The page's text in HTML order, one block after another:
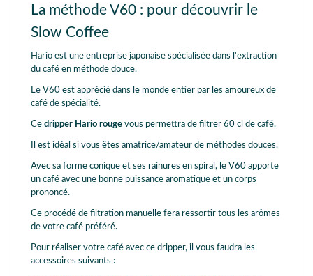
La méthode V60 : pour découvrir le
Slow Coffee
Hario est une entreprise japonaise spécialisée dans l'extraction
du café en méthode douce.
Le V60 est apprécié dans le monde entier par les amoureux de
café de spécialité.
Ce dripper Hario rouge vous permettra de filtrer 60 cl de café.
Il est idéal si vous êtes amatrice/amateur de méthodes douces.
Avec sa forme conique et ses rainures en spiral, le V60 apporte
un café avec une bonne puissance aromatique et un corps
prononcé.
Ce procédé de filtration manuelle fera ressortir tous les arômes
de votre café préféré.
Pour réaliser votre café avec ce dripper, il vous faudra les
accessoires suivants :